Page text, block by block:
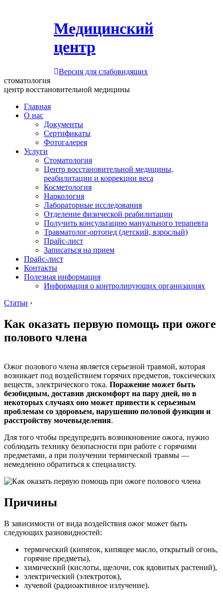
Медицинский
центр
Версия для слабовидящих
стоматология
центр восстановительной медицины
Главная
О нас
Документы
Сертификаты
Фотогалерея
Услуги
Стоматология
Центр восстановительной медицины,
реабилитации и коррекции веса
Косметология
Наркология
Лабораторные исследования
Отделение физической реабилитации
Получить консультацию мануального терапевта
Травматолог-ортопед (детский, взрослый)
Прайс-лист
Записаться на прием
Прайс-лист
Контакты
Полезная информация
Информация о контролирующих организациях
Статьи ›
Как оказать первую помощь при ожоге
полового члена
Ожог полового члена является серьезной травмой, которая
возникает под воздействием горячих предметов, токсических
веществ, электрического тока. Поражение может быть
безобидным, доставив дискомфорт на пару дней, но в
некоторых случаях оно может привести к серьезным
проблемам со здоровьем, нарушению половой функции и
расстройству мочевыделения.
Для того чтобы предупредить возникновение ожога, нужно
соблюдать технику безопасности при работе с горячими
предметами, а при получении термической травмы —
немедленно обратиться к специалисту.
Причины
В зависимости от вида воздействия ожог может быть
следующих разновидностей:
термический (кипяток, кипящее масло, открытый огонь,
горячие предметы),
химический (кислоты, щелочи, сок ядовитых растений),
электрический (электроток),
лучевой (радиоактивное излучение).